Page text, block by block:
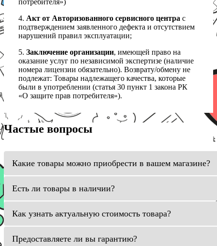
потребителя»)
4. Акт от Авторизованного сервисного центра с
подтверждением заявленного дефекта и отсутствием
нарушений правил эксплуатации;
5. Заключение организации, имеющей право на
оказание услуг по независимой экспертизе (наличие
номера лицензии обязательно). Возврату/обмену не
подлежат: Товары надлежащего качества, которые
были в употреблении (статья 30 пункт 1 закона РК
«О защите прав потребителя»).
Частые вопросы
Какие товары можно приобрести в вашем магазине?
Есть ли товары в наличии?
Как узнать актуальную стоимость товара?
Предоставляете ли вы гарантию?